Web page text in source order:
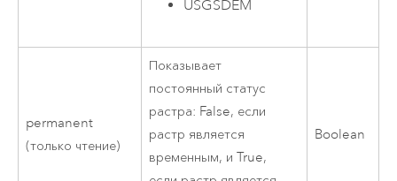
USGSDEM
permanent
(только чтение)
Показывает
постоянный статус
растра: False, если
растр является
временным, и True,
Boolean